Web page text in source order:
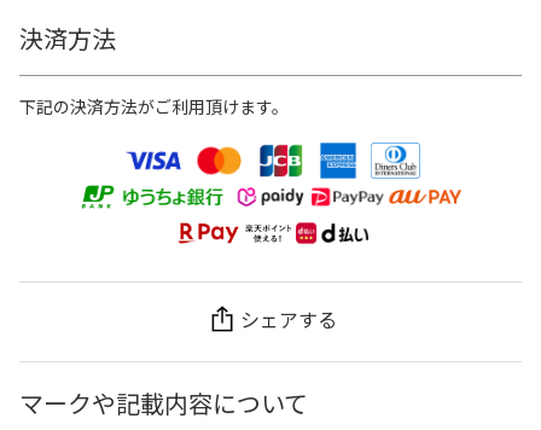
決済方法
下記の決済方法がご利用頂けます。
シェアする
マークや記載内容について